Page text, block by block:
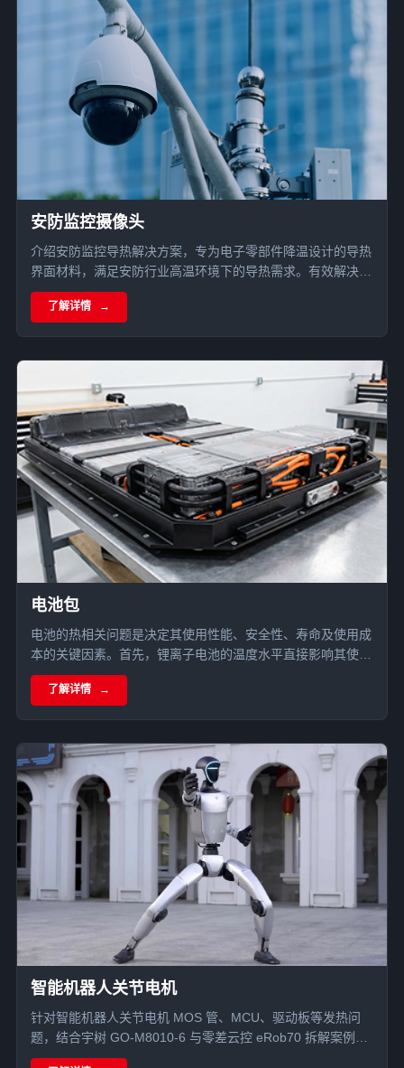
安防监控摄像头
介绍安防监控导热解决方案，专为电子零部件降温设计的导热
界面材料，满足安防行业高温环境下的导热需求。有效解决监
控摄像机散热问题，保证稳定运行和高质量图像。
了解详情
电池包
电池的热相关问题是决定其使用性能、安全性、寿命及使用成
本的关键因素。首先，锂离子电池的温度水平直接影响其使用
中的能量与功率性能。
了解详情
智能机器人关节电机
针对智能机器人关节电机 MOS 管、MCU、驱动板等发热问
题，结合宇树 GO-M8010-6 与零差云控 eRob70 拆解案例，
分析导热硅胶片、单组份导热凝胶、导热泥在关节电机散热中